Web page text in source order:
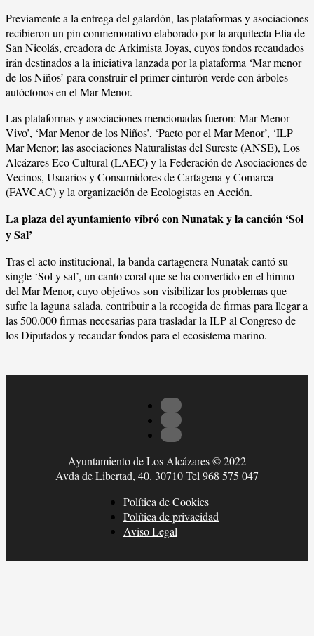
Previamente a la entrega del galardón, las plataformas y asociaciones
recibieron un pin conmemorativo elaborado por la arquitecta Elia de
San Nicolás, creadora de Arkimista Joyas, cuyos fondos recaudados
irán destinados a la iniciativa lanzada por la plataforma ‘Mar menor
de los Niños’ para construir el primer cinturón verde con árboles
autóctonos en el Mar Menor.
Las plataformas y asociaciones mencionadas fueron: Mar Menor
Vivo’, ‘Mar Menor de los Niños’, ‘Pacto por el Mar Menor’, ‘ILP
Mar Menor; las asociaciones Naturalistas del Sureste (ANSE), Los
Alcázares Eco Cultural (LAEC) y la Federación de Asociaciones de
Vecinos, Usuarios y Consumidores de Cartagena y Comarca
(FAVCAC) y la organización de Ecologistas en Acción.
La plaza del ayuntamiento vibró con Nunatak y la canción ‘Sol
y Sal’
Tras el acto institucional, la banda cartagenera Nunatak cantó su
single ‘Sol y sal’, un canto coral que se ha convertido en el himno
del Mar Menor, cuyo objetivos son visibilizar los problemas que
sufre la laguna salada, contribuir a la recogida de firmas para llegar a
las 500.000 firmas necesarias para trasladar la ILP al Congreso de
los Diputados y recaudar fondos para el ecosistema marino.
Ayuntamiento de Los Alcázares © 2022
Avda de Libertad, 40. 30710 Tel 968 575 047
Política de Cookies
Política de privacidad
Aviso Legal